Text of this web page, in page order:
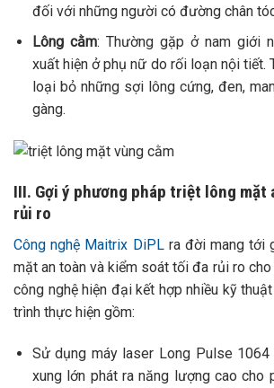
đối với những người có đường chân
Lông cằm: Thường gặp ở nam giới
xuất hiện ở phụ nữ do rối loạn nội tiết.
loại bỏ những sợi lông cứng, đen,
gàng.
III. Gợi ý phương pháp triệt lông mặt
rủi ro
Công nghệ Maitrix DiPLra đời mang tới
mặt an toàn và kiểm soát tối đa rủi ro cho
công nghệ hiện đại kết hợp nhiều kỹ
trình thực hiện gồm:
Sử dụng máy laser Long Pulse 1064
xung lớn phát ra năng lượng cao cho